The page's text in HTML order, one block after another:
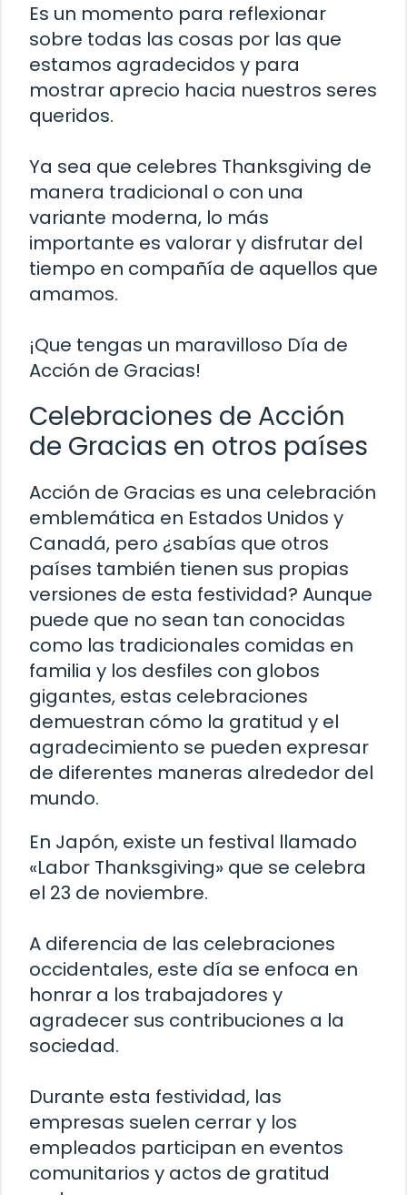
Es un momento para reflexionar
sobre todas las cosas por las que
estamos agradecidos y para
mostrar aprecio hacia nuestros seres
queridos.
Ya sea que celebres Thanksgiving de
manera tradicional o con una
variante moderna, lo más
importante es valorar y disfrutar del
tiempo en compañía de aquellos que
amamos.
¡Que tengas un maravilloso Día de
Acción de Gracias!
Celebraciones de Acción
de Gracias en otros países
Acción de Gracias es una celebración
emblemática en Estados Unidos y
Canadá, pero ¿sabías que otros
países también tienen sus propias
versiones de esta festividad? Aunque
puede que no sean tan conocidas
como las tradicionales comidas en
familia y los desfiles con globos
gigantes, estas celebraciones
demuestran cómo la gratitud y el
agradecimiento se pueden expresar
de diferentes maneras alrededor del
mundo.
En Japón, existe un festival llamado
«Labor Thanksgiving» que se celebra
el 23 de noviembre.
A diferencia de las celebraciones
occidentales, este día se enfoca en
honrar a los trabajadores y
agradecer sus contribuciones a la
sociedad.
Durante esta festividad, las
empresas suelen cerrar y los
empleados participan en eventos
comunitarios y actos de gratitud